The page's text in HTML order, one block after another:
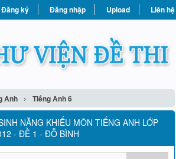
Đăng ký Đăng nhập Upload Liên hệ
Anh › Tiếng Anh 6
NĂNG KHIẾU MÔN TIẾNG ANH LỚP
- ĐỀ 1 - ĐỖ BÌNH